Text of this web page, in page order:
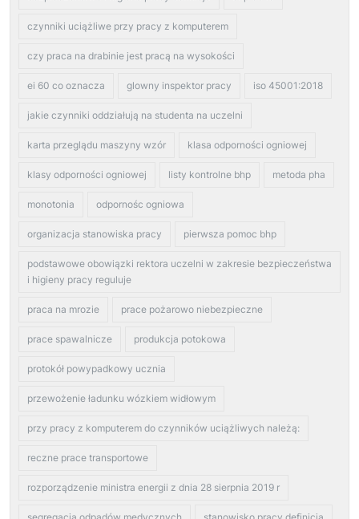
czynniki uciążliwe przy pracy z komputerem
czy praca na drabinie jest pracą na wysokości
ei 60 co oznacza glowny inspektor pracy iso 45001:2018
jakie czynniki oddziałują na studenta na uczelni
karta przeglądu maszyny wzór klasa odporności ogniowej
klasy odporności ogniowej listy kontrolne bhp metoda pha
monotonia odpornośc ogniowa
organizacja stanowiska pracy pierwsza pomoc bhp
podstawowe obowiązki rektora uczelni w zakresie bezpieczeństwa
i higieny pracy reguluje
praca na mrozie prace pożarowo niebezpieczne
prace spawalnicze produkcja potokowa
protokół powypadkowy ucznia
przewożenie ładunku wózkiem widłowym
przy pracy z komputerem do czynników uciążliwych należą:
reczne prace transportowe
rozporządzenie ministra energii z dnia 28 sierpnia 2019 r